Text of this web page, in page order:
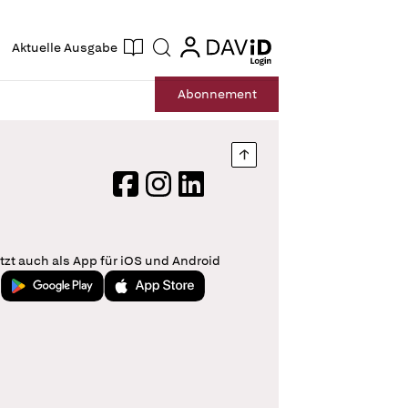
Aktuelle Ausgabe Suche login
login
Abonnement
Nach oben springen
FacebookInstagram
LinkedIn
auch als App für iOS und Android
Jetzt bei Google PlayLaden im App Store